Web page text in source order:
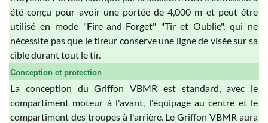
été conçu pour avoir une portée de 4,000 m et peut être
utilisé en mode "Fire-and-Forget" "Tir et Oublie", qui ne
nécessite pas que le tireur conserve une ligne de visée sur sa
cible durant tout le tir.
Conception et protection
La conception du Griffon VBMR est standard, avec le
compartiment moteur à l'avant, l'équipage au centre et le
compartiment des troupes à l'arrière. Le Griffon VBMR aura